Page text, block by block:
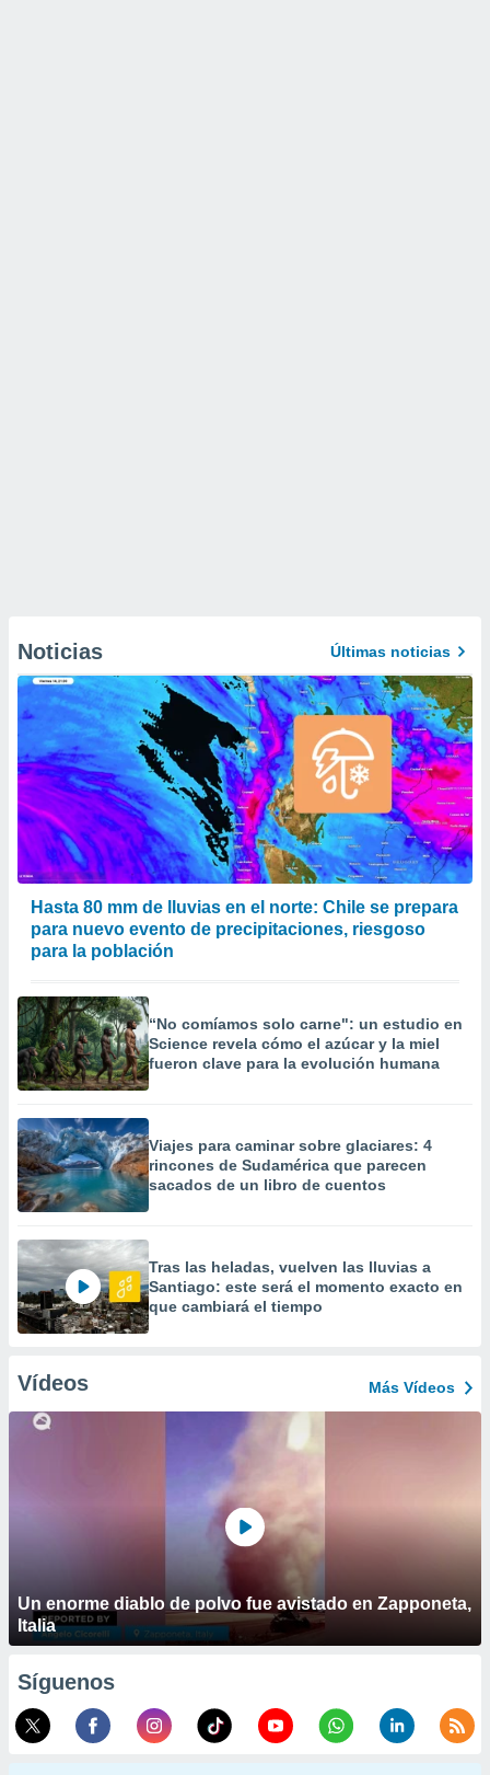
Noticias Últimas noticias
Hasta 80 mm de lluvias en el norte: Chile se prepara
para nuevo evento de precipitaciones, riesgoso
para la población
“No comíamos solo carne": un estudio en
Science revela cómo el azúcar y la miel
fueron clave para la evolución humana
Viajes para caminar sobre glaciares: 4
rincones de Sudamérica que parecen
sacados de un libro de cuentos
Tras las heladas, vuelven las lluvias a
Santiago: este será el momento exacto en
que cambiará el tiempo
Vídeos Más Vídeos
Un enorme diablo de polvo fue avistado en Zapponeta,
Italia
Síguenos